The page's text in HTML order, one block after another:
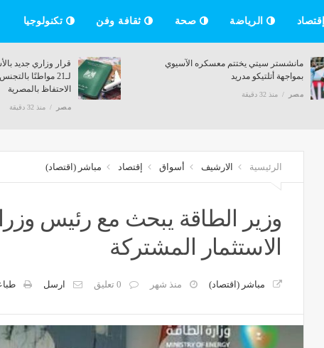
إقتصاد الرياضة صحة ثقافة وفن تكنولوجيا
مانشستر سيتي يختتم
بمواجهة أتلتيكو مدريد
مصر منذ 32 دقيقة
إتاحة الاستعلام عن نتيجة الدور الثاني
للشهادة الإعدادية بالقاهرة في المدارس
مصر منذ 32 دقيقة
الرئيسية الارشيف أسواق إقتصاد مباشر (اقتصاد)
وزير الطاقة يبحث مع رئيس
الاستثمار المشتركة
مباشر (اقتصاد) منذ شهر 0 تعليق ارسل